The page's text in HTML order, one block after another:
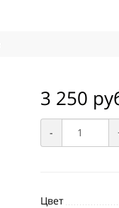
3 250
-
Цвет